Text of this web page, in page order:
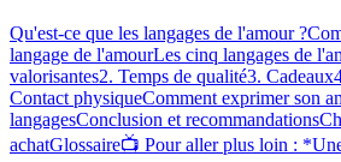
Qu'est-ce que les langages de l'amour ?
langage de l'amourLes cinq langages de
valorisantes2. Temps de qualité3. Cadeaux
Contact physiqueComment exprimer son
langagesConclusion et recommandations
achatGlossaire📺 Pour aller plus loin :